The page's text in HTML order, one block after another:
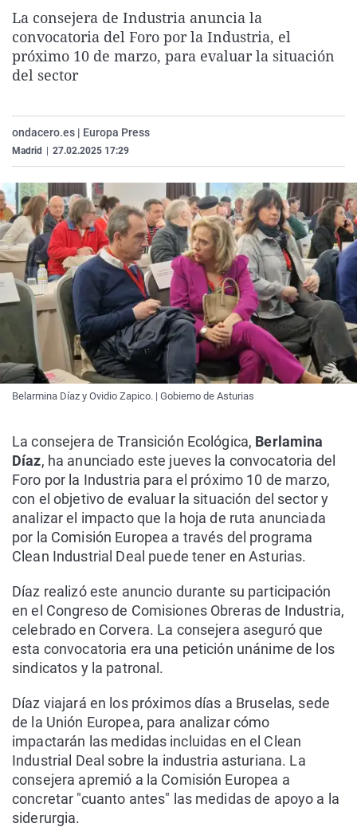
La rosa de los vientos
Gente viajera
Caso
Retornados
Extremadura
Galicia
Virales
Televisión
La consejera de Industria anuncia la
convocatoria del Foro por la Industria, el
próximo 10 de marzo, para evaluar la situación
del sector
ondacero.es | Europa Press
Madrid 27.02.2025 17:29
Belarmina Díaz y Ovidio Zapico. | Gobierno de Asturias
La consejera de Transición Ecológica, Berlamina
Díaz, ha anunciado este jueves la convocatoria del
Foro por la Industria para el próximo 10 de marzo,
con el objetivo de evaluar la situación del sector y
analizar el impacto que la hoja de ruta anunciada
por la Comisión Europea a través del programa
Clean Industrial Deal puede tener en Asturias.
Díaz realizó este anuncio durante su participación
en el Congreso de Comisiones Obreras de Industria,
celebrado en Corvera. La consejera aseguró que
esta convocatoria era una petición unánime de los
sindicatos y la patronal.
Díaz viajará en los próximos días a Bruselas, sede
de la Unión Europea, para analizar cómo
impactarán las medidas incluidas en el Clean
Industrial Deal sobre la industria asturiana. La
consejera apremió a la Comisión Europea a
concretar "cuanto antes" las medidas de apoyo a la
siderurgia.